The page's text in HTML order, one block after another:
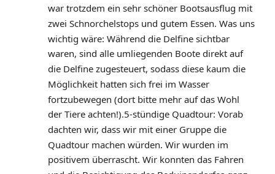
war trotzdem ein sehr schöner Bootsausflug mit
zwei Schnorchelstops und gutem Essen. Was uns
wichtig wäre: Während die Delfine sichtbar
waren, sind alle umliegenden Boote direkt auf
die Delfine zugesteuert, sodass diese kaum die
Möglichkeit hatten sich frei im Wasser
fortzubewegen (dort bitte mehr auf das Wohl
der Tiere achten!).5-stündige Quadtour: Vorab
dachten wir, dass wir mit einer Gruppe die
Quadtour machen würden. Wir wurden im
positivem überrascht. Wir konnten das Fahren